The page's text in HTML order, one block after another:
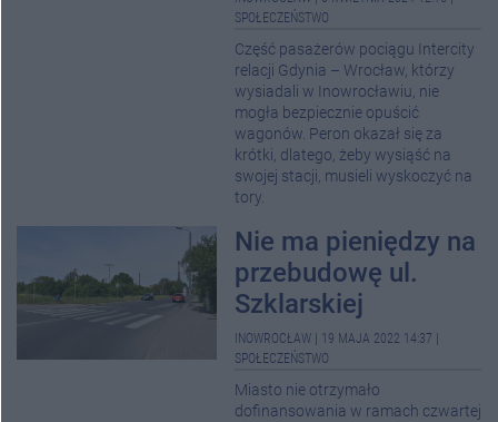
SPOŁECZEŃSTWO
Część pasażerów pociągu Intercity
relacji Gdynia – Wrocław, którzy
wysiadali w Inowrocławiu, nie
mogła bezpiecznie opuścić
wagonów. Peron okazał się za
krótki, dlatego, żeby wysiąść na
swojej stacji, musieli wyskoczyć na
tory.
Nie ma pieniędzy na
przebudowę ul.
Szklarskiej
INOWROCŁAW 19 MAJA 2022 14:37
SPOŁECZEŃSTWO
Miasto nie otrzymało
dofinansowania w ramach czwartej